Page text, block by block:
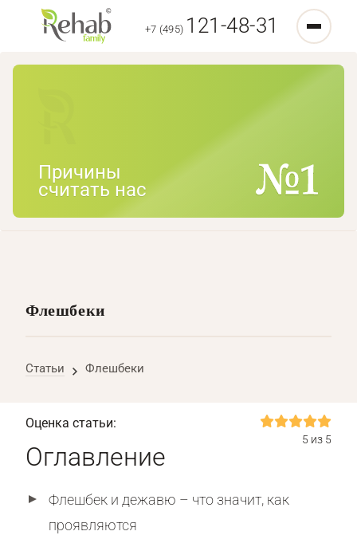
+7 (495) 121-48-31
Причины
считать нас
Флешбеки
Статьи Флешбеки
Оценка статьи:
5 из 5
Оглавление
Флешбек и дежавю – что значит, как
проявляются